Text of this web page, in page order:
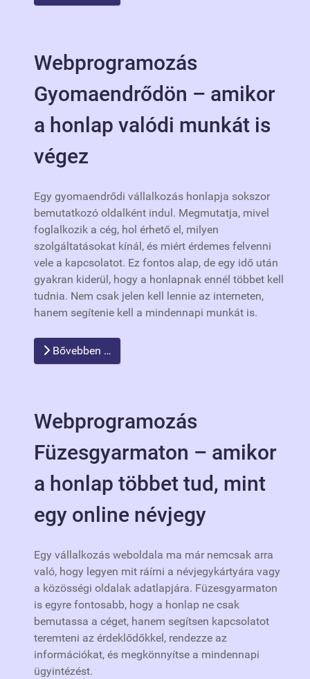
Webprogramozás
Gyomaendrődön – amikor
a honlap valódi munkát is
végez
Egy gyomaendrődi vállalkozás honlapja sokszor
bemutatkozó oldalként indul. Megmutatja, mivel
foglalkozik a cég, hol érhető el, milyen
szolgáltatásokat kínál, és miért érdemes felvenni
vele a kapcsolatot. Ez fontos alap, de egy idő után
gyakran kiderül, hogy a honlapnak ennél többet kell
tudnia. Nem csak jelen kell lennie az interneten,
hanem segítenie kell a mindennapi munkát is.
Bővebben …
Webprogramozás
Füzesgyarmaton – amikor
a honlap többet tud, mint
egy online névjegy
Egy vállalkozás weboldala ma már nemcsak arra
való, hogy legyen mit ráírni a névjegykártyára vagy
a közösségi oldalak adatlapjára. Füzesgyarmaton
is egyre fontosabb, hogy a honlap ne csak
bemutassa a céget, hanem segítsen kapcsolatot
teremteni az érdeklődőkkel, rendezze az
információkat, és megkönnyítse a mindennapi
ügyintézést.